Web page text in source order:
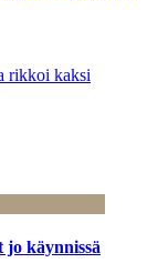
rikkoi kaksi
käynnissä